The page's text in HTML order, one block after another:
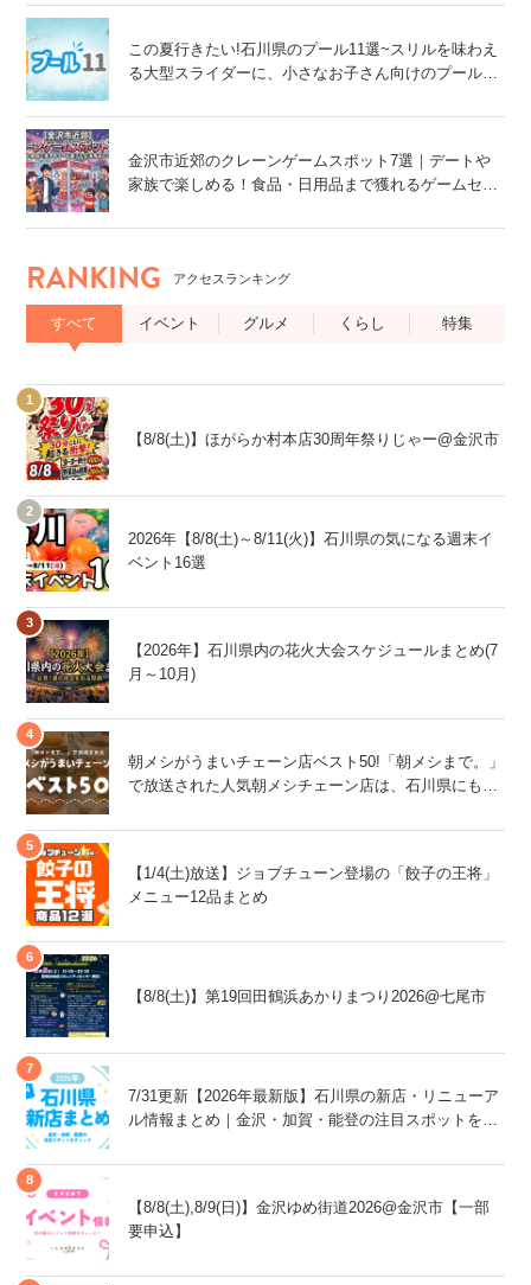
この夏行きたい!石川県のプール11選~スリルを味わえ
る大型スライダーに、小さなお子さん向けのプール
金沢市近郊のクレーンゲームスポット7選｜デートや
家族で楽しめる！食品・日用品まで獲れるゲームセン
RANKING アクセスランキング
すべて イベント グルメ くらし 特集
【8/8(土)】ほがらか村本店30周年祭りじゃー@金沢市
2026年【8/8(土)～8/11(火)】石川県の気になる週末イ
ベント16選
【2026年】石川県内の花火大会スケジュールまとめ(7
月～10月)
朝メシがうまいチェーン店ベスト50!「朝メシまで。」
で放送された人気朝メシチェーン店は、石川県にもあ
【1/4(土)放送】ジョブチューン登場の「餃子の王将」
メニュー12品まとめ
【8/8(土)】第19回田鶴浜あかりまつり2026@七尾市
7/31更新【2026年最新版】石川県の新店・リニューア
ル情報まとめ｜金沢・加賀・能登の注目スポットをチ
【8/8(土),8/9(日)】金沢ゆめ街道2026@金沢市【一部
要申込】